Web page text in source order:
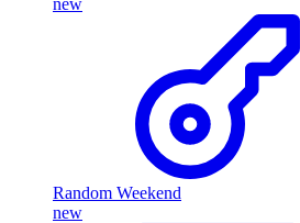
new
Random Weekend
new